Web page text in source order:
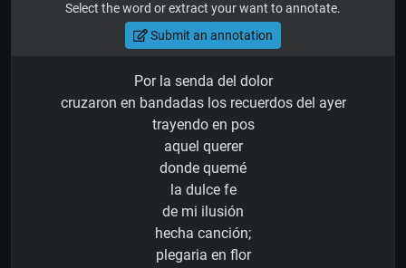
Select the word or extract your want to annotate.
Submit an annotation
Por la senda del dolor
cruzaron en bandadas los recuerdos del ayer
trayendo en pos
aquel querer
donde quemé
la dulce fe
de mi ilusión
hecha canción;
plegaria en flor